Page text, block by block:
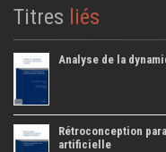
Titres liés
Analyse de la
Rétroconception
artificielle